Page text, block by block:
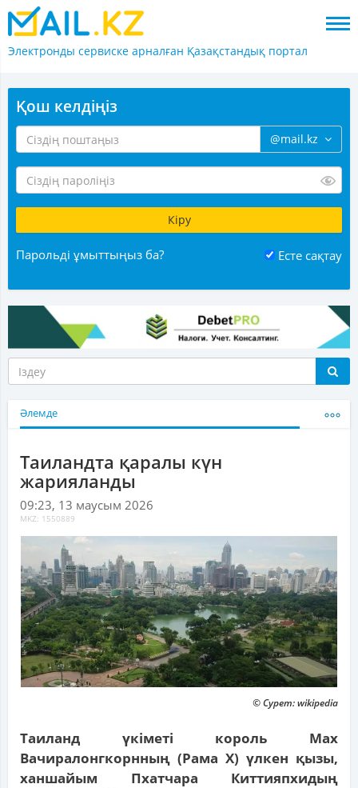
Электронды сервиске арналған Қазақстандық портал
Қош келдіңіз
@mail.kz
Парольді ұмыттыңыз ба? Есте сақтау
Әлемде
Таиландта қаралы күн
жарияланды
09:23, 13 маусым 2026
MKZ: 1550889
© Сурет: wikipedia
Таиланд үкіметі король Мах
Вачиралонгкорнның (Рама Х) үлкен қызы,
ханшайым Пхатчара Киттияпхидың